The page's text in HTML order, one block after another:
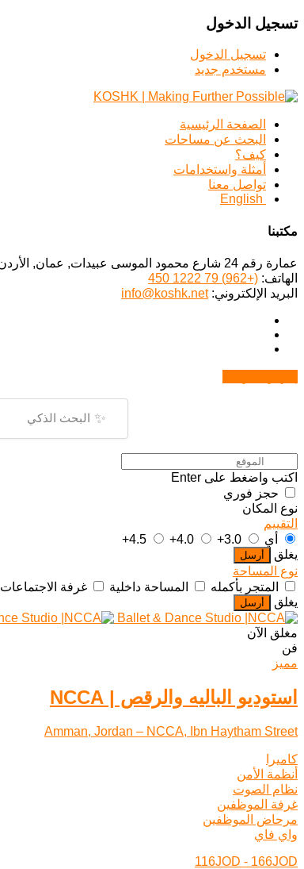
تسجيل الدخول
تسجيل الدخول
مستخدم جديد
الصفحة الرئيسية
البحث عن مساحات
كيف؟
أمثلة واستخدامات
تواصل معنا
English
مكتبنا
عمارة رقم 24 شارع محمود الموسى عبيدات, عمان, الأردن
الهاتف: (+962) 79 1222 450
البريد الإلكتروني:info@koshk.net
✨
اكتب واضغط على Enter
حجز فوري
نوع المكان
التقييم
أي
3.0+
4.0+
4.5+
يغلق
أرسل
نوع المساحة
المتجر بأكمله
المساحة داخلية غرفة الاجتماعات
يغلق
أرسل
مغلق الآن
فن
مميز
استوديو الباليه والرقص | NCCA
Amman, Jordan – NCCA, Ibn Haytham Street
كاميرا
أنظمة الأمن
نظام الصوت
غرفة الموظفين
مرحاض الموظفين
واي فاي
116JOD - 166JOD